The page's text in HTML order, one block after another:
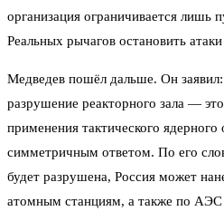
организация ограничивается лишь
Реальных рычагов остановить
Медведев пошёл дальше. Он заявил:
разрушение реакторного зала —
применения тактического
симметричным ответом. По его
будет разрушена, Россия может
атомным станциям, а также по